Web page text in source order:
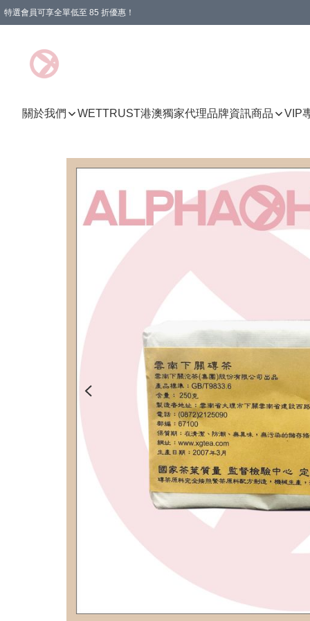
特選會員可享全單低至 85 折優惠！
關於我們 WETTRUST港澳獨家代理品牌資訊商品 VIP